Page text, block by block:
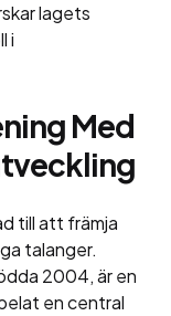
lagets
i
Med
till att främja
talanger.
2004, är en
en central